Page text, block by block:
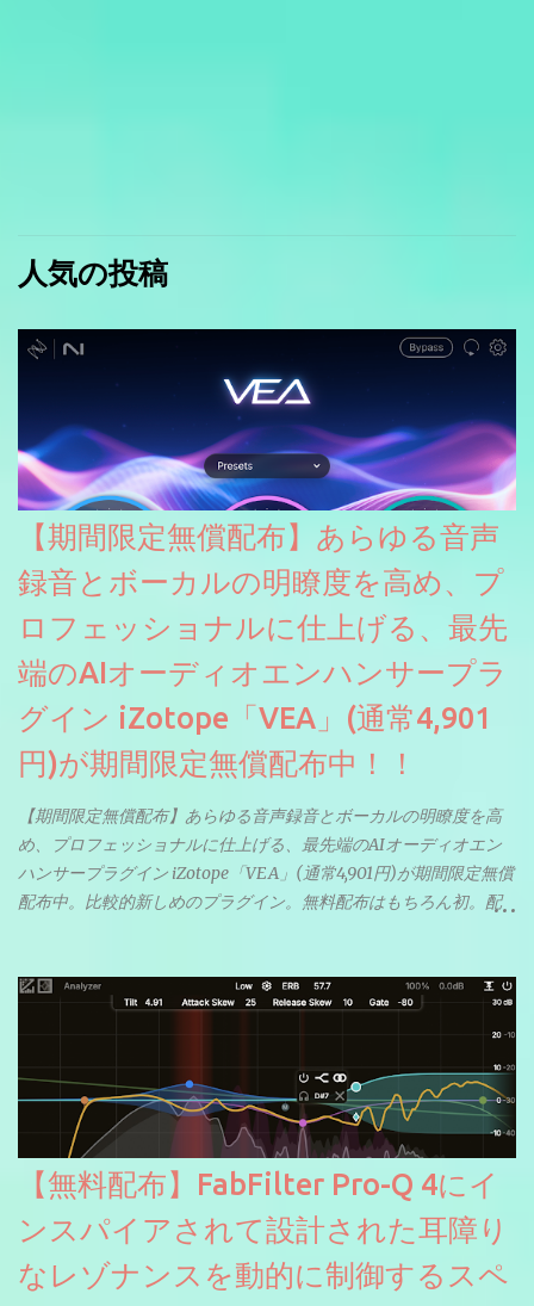
人気の投稿
【期間限定無償配布】あらゆる音声
録音とボーカルの明瞭度を高め、プ
ロフェッショナルに仕上げる、最先
端のAIオーディオエンハンサープラ
グイン iZotope「VEA」(通常4,901
円)が期間限定無償配布中！！
【期間限定無償配布】あらゆる音声録音とボーカルの明瞭度を高
め、プロフェッショナルに仕上げる、最先端のAIオーディオエン
ハンサープラグイン iZotope「VEA」(通常4,901円)が期間限定無償
配布中。比較的新しめのプラグイン。無料配布はもちろん初。配
【無料配布】FabFilter Pro-Q 4にイ
ンスパイアされて設計された耳障り
なレゾナンスを動的に制御するスペ